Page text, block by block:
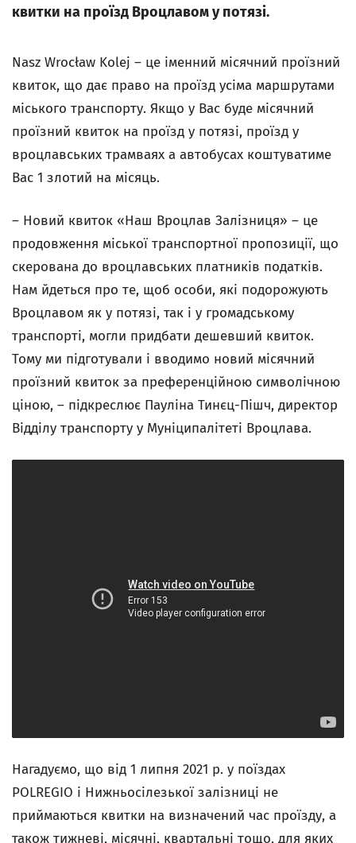
квитки на проїзд Вроцлавом у потязі.
Nasz Wrocław Kolej – це іменний місячний проїзний
квиток, що дає право на проїзд усіма маршрутами
міського транспорту. Якщо у Вас буде місячний
проїзний квиток на проїзд у потязі, проїзд у
вроцлавських трамваях а автобусах коштуватиме
Вас 1 злотий на місяць.
– Новий квиток «Наш Вроцлав Залізниця» – це
продовження міської транспортної пропозиції, що
скерована до вроцлавських платників податків.
Нам йдеться про те, щоб особи, які подорожують
Вроцлавом як у потязі, так і у громадському
транспорті, могли придбати дешевший квиток.
Тому ми підготували і вводимо новий місячний
проїзний квиток за преференційною символічною
ціною, – підкреслює Пауліна Тинєц-Пішч, директор
Відділу транспорту у Муніципалітеті Вроцлава.
Нагадуємо, що від 1 липня 2021 р. у поїздах
POLREGIO і Нижньосілезької залізниці не
приймаються квитки на визначений час проїзду, а
також тижневі, місячні, квартальні тощо, для яких